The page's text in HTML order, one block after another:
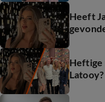
Heeft
Heftige
Latooy?